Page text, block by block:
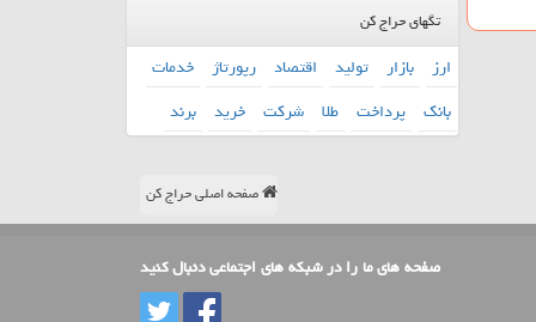
تگهای حراج کن
ارز بازار تولید اقتصاد رپورتاژ خدمات
بانك پرداخت طلا شركت خرید برند
صفحه اصلی حراج کن
صفحه های ما را در شبکه های اجتماعی دنبال کنید